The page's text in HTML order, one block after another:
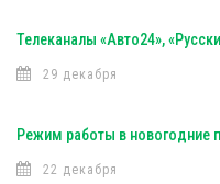
Телеканалы «Авто24»,
29 декабря
Режим работы в новогодние
22 декабря